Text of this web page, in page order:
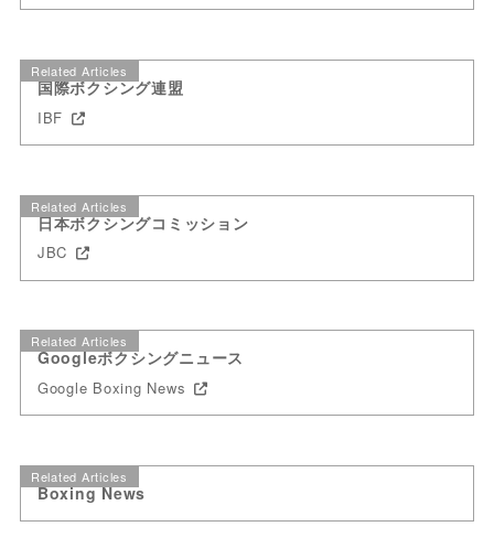
Related Articles
国際ボクシング連盟
IBF
Related Articles
日本ボクシングコミッション
JBC
Related Articles
Googleボクシングニュース
Google Boxing News
Related Articles
Boxing News